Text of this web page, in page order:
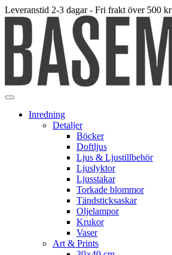
Leveranstid 2-3 dagar - Fri frakt över 500 kr
Inredning
Detaljer
Böcker
Doftljus
Ljus & Ljustillbehör
Ljuslyktor
Ljusstakar
Torkade blommor
Tändsticksaskar
Oljelampor
Krukor
Vaser
Art & Prints